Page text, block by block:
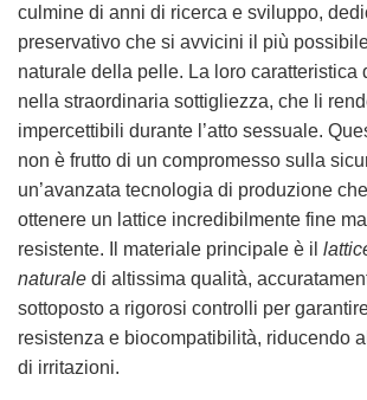
culmine di anni di ricerca e sviluppo,
preservativo che si avvicini il più
naturale della pelle. La loro caratteristica
nella straordinaria sottigliezza, che li
impercettibili durante l’atto sessuale.
non è frutto di un compromesso sulla
un’avanzata tecnologia di produzione
ottenere un lattice incredibilmente fine
resistente. Il materiale principale è il
naturale di altissima qualità,
sottoposto a rigorosi controlli per
resistenza e biocompatibilità, riducendo
di irritazioni.